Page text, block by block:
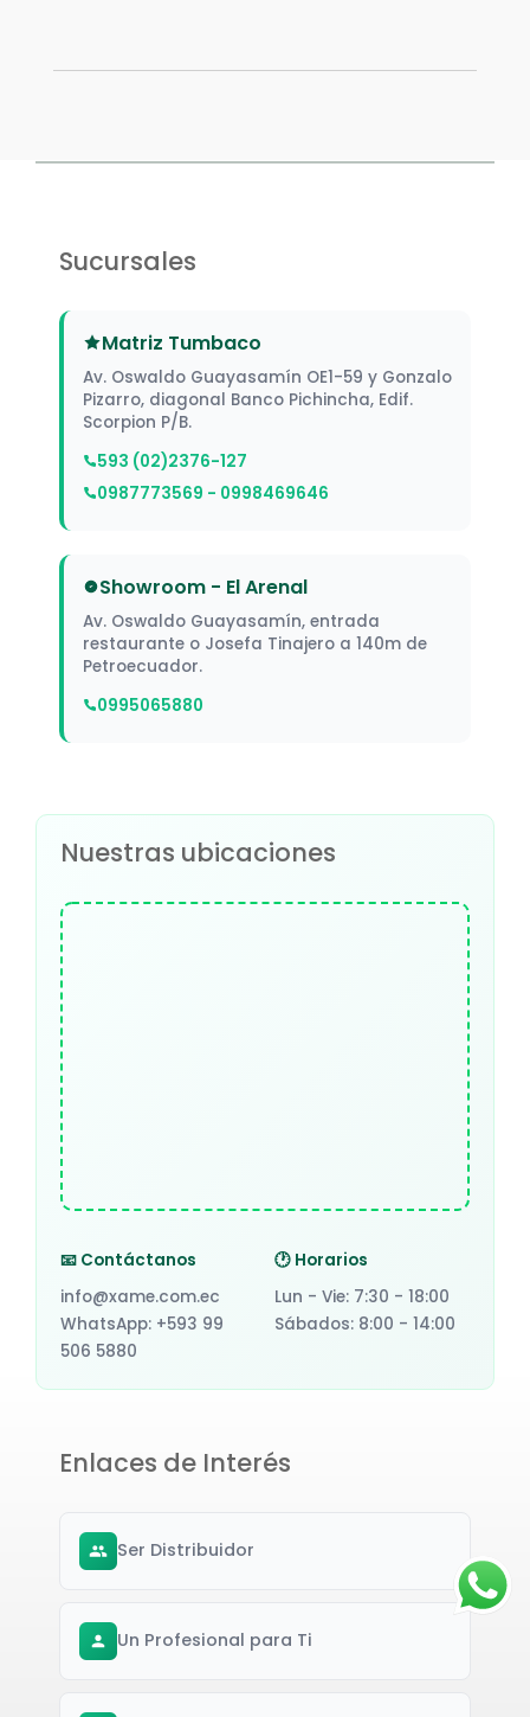
Sucursales
Matriz Tumbaco
Av. Oswaldo Guayasamín OE1-59 y Gonzalo
Pizarro, diagonal Banco Pichincha, Edif.
Scorpion P/B.
593 (02)2376-127
0987773569 - 0998469646
Showroom - El Arenal
Av. Oswaldo Guayasamín, entrada
restaurante o Josefa Tinajero a 140m de
Petroecuador.
0995065880
Nuestras ubicaciones
📧 Contáctanos
info@xame.com.ec
WhatsApp: +593 99
506 5880
🕐 Horarios
Lun - Vie: 7:30 - 18:00
Sábados: 8:00 - 14:00
Enlaces de Interés
Ser Distribuidor
Un Profesional para Ti